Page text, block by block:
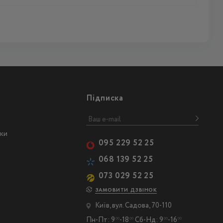
Підписка
095 229 52 25
068 139 52 25
073 029 52 25
ЗАМОВИТИ ДЗВІНОК
Київ, вул. Садова, 70-110
Пн-Пт: 9 00-18 00Сб-Нд: 9 00-16 00